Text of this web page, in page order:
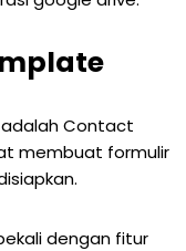
adalah Contact
membuat formulir
dengan fitur